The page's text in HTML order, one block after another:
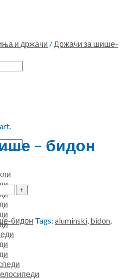
и држачи /Држачи за шише-
– бидон
бидон Tags: aluminski, bidon,